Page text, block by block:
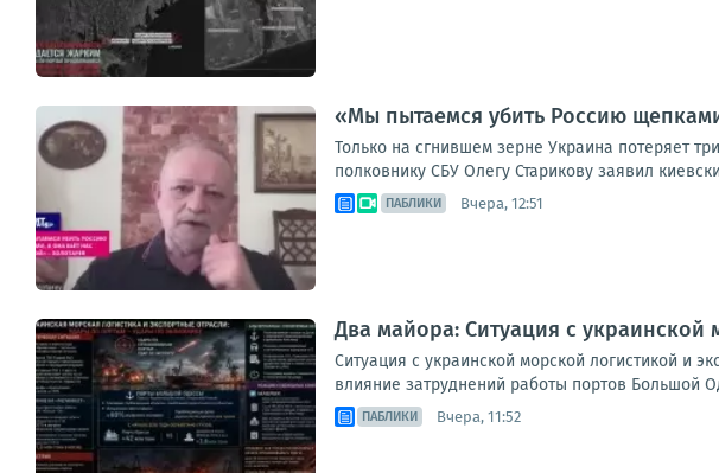
«Мы пытаемся убить Россию
Только на сгнившем зерне Украина потеряет
полковнику СБУ Олегу Старикову заявил
ПАБЛИКИ Вчера, 12:51
Два майора: Ситуация с
Ситуация с украинской морской логистикой и
влияние затруднений работы портов Большой
ПАБЛИКИ Вчера, 11:52